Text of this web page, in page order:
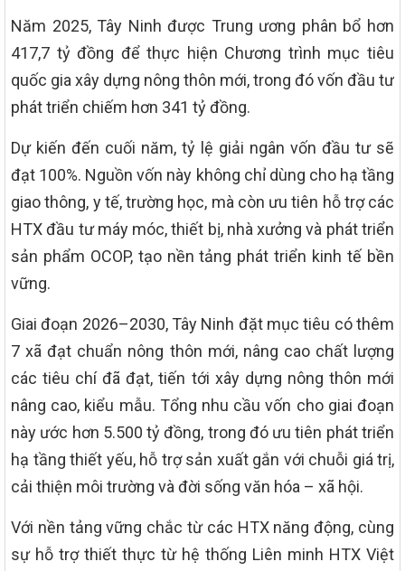
Năm 2025, Tây Ninh được Trung ương phân bổ hơn
417,7 tỷ đồng để thực hiện Chương trình mục tiêu
quốc gia xây dựng nông thôn mới, trong đó vốn đầu tư
phát triển chiếm hơn 341 tỷ đồng.
Dự kiến đến cuối năm, tỷ lệ giải ngân vốn đầu tư sẽ
đạt 100%. Nguồn vốn này không chỉ dùng cho hạ tầng
giao thông, y tế, trường học, mà còn ưu tiên hỗ trợ các
HTX đầu tư máy móc, thiết bị, nhà xưởng và phát triển
sản phẩm OCOP, tạo nền tảng phát triển kinh tế bền
vững.
Giai đoạn 2026–2030, Tây Ninh đặt mục tiêu có thêm
7 xã đạt chuẩn nông thôn mới, nâng cao chất lượng
các tiêu chí đã đạt, tiến tới xây dựng nông thôn mới
nâng cao, kiểu mẫu. Tổng nhu cầu vốn cho giai đoạn
này ước hơn 5.500 tỷ đồng, trong đó ưu tiên phát triển
hạ tầng thiết yếu, hỗ trợ sản xuất gắn với chuỗi giá trị,
cải thiện môi trường và đời sống văn hóa – xã hội.
Với nền tảng vững chắc từ các HTX năng động, cùng
sự hỗ trợ thiết thực từ hệ thống Liên minh HTX Việt